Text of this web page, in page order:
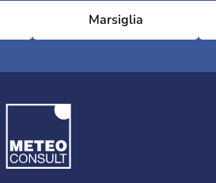
Marsiglia